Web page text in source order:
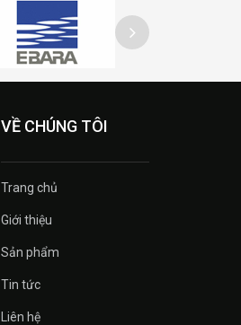
VỀ CHÚNG TÔI
Trang chủ
Giới thiệu
Sản phẩm
Tin tức
Liên hệ